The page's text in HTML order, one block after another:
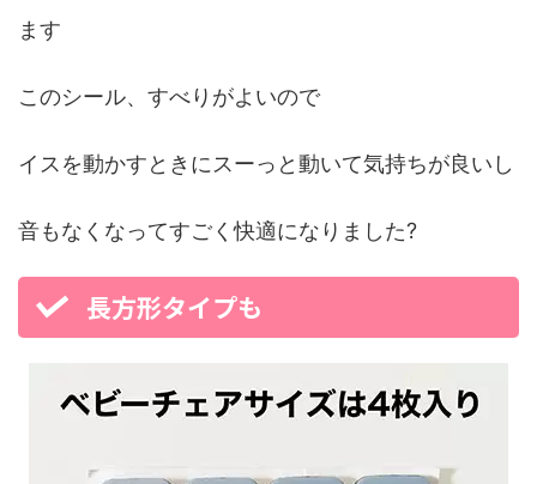
ます
このシール、すべりがよいので
イスを動かすときにスーっと動いて気持ちが良いし
音もなくなってすごく快適になりました?
長方形タイプも